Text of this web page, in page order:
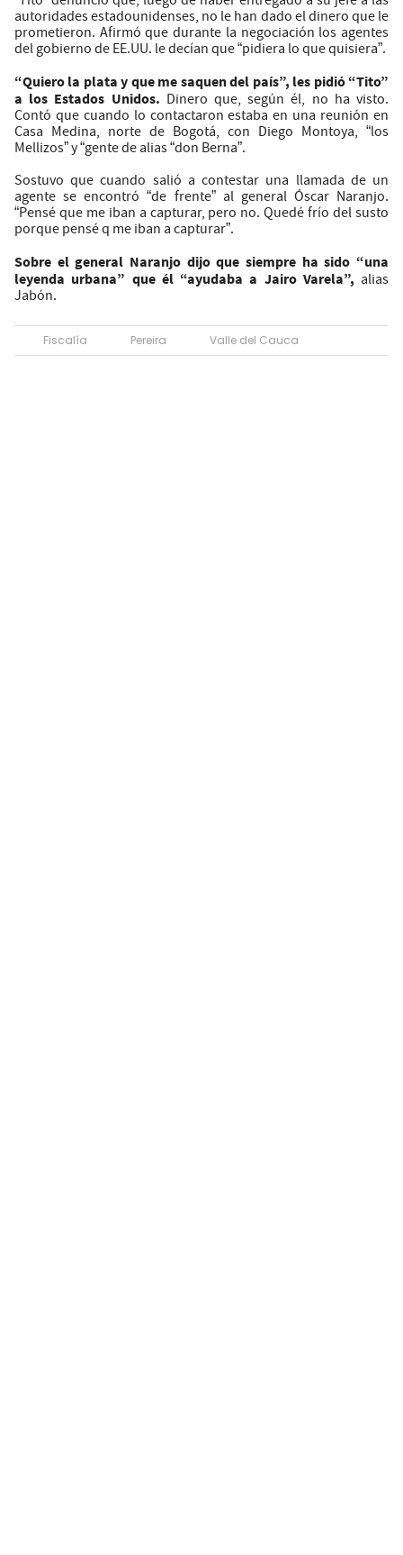
autoridades estadounidenses, no le han dado el dinero que le
prometieron. Afirmó que durante la negociación los agentes
del gobierno de EE.UU. le decían que “pidiera lo que quisiera”.
“Quiero la plata y que me saquen del país”, les pidió “Tito”
a los Estados Unidos. Dinero que, según él, no ha visto.
Contó que cuando lo contactaron estaba en una reunión en
Casa Medina, norte de Bogotá, con Diego Montoya, “los
Mellizos” y “gente de alias “don Berna”.
Sostuvo que cuando salió a contestar una llamada de un
agente se encontró “de frente” al general Óscar Naranjo.
“Pensé que me iban a capturar, pero no. Quedé frío del susto
porque pensé q me iban a capturar”.
Sobre el general Naranjo dijo que siempre ha sido “una
leyenda urbana” que él “ayudaba a Jairo Varela”, alias
Jabón.
Fiscalía Pereira Valle del Cauca